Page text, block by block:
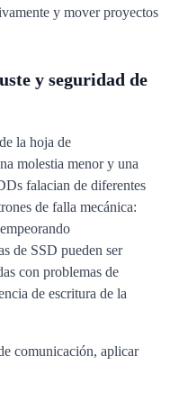
y mover proyectos
y seguridad de
la hoja de
molestia menor y una
falacian de diferentes
de falla mecánica:
de SSD pueden ser
con problemas de
de escritura de la
comunicación, aplicar